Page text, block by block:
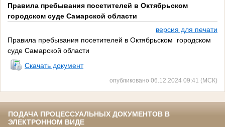
Правила пребывания посетителей в Октябрьском
городском суде Самарской области
версия для печати
Правила пребывания посетителей в Октябрьском городском
суде Самарской области
Скачать документ
опубликовано 06.12.2024 09:41 (МСК)
ПОДАЧА ПРОЦЕССУАЛЬНЫХ ДОКУМЕНТОВ В
ЭЛЕКТРОННОМ ВИДЕ